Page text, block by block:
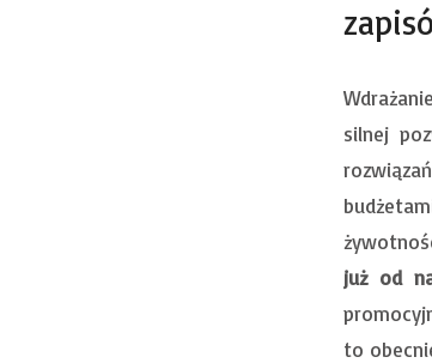
silnej
już od
to